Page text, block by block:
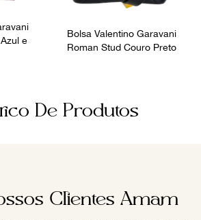
e
Bolsa Valentino Garavani
Roman Stud Couro Preto
De Produtos
Clientes Amam